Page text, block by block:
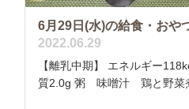
6月29日(水)の給食・おや
2022.06.29
【離乳中期】 エネルギー
質2.0g 粥 味噌汁 鶏と野菜